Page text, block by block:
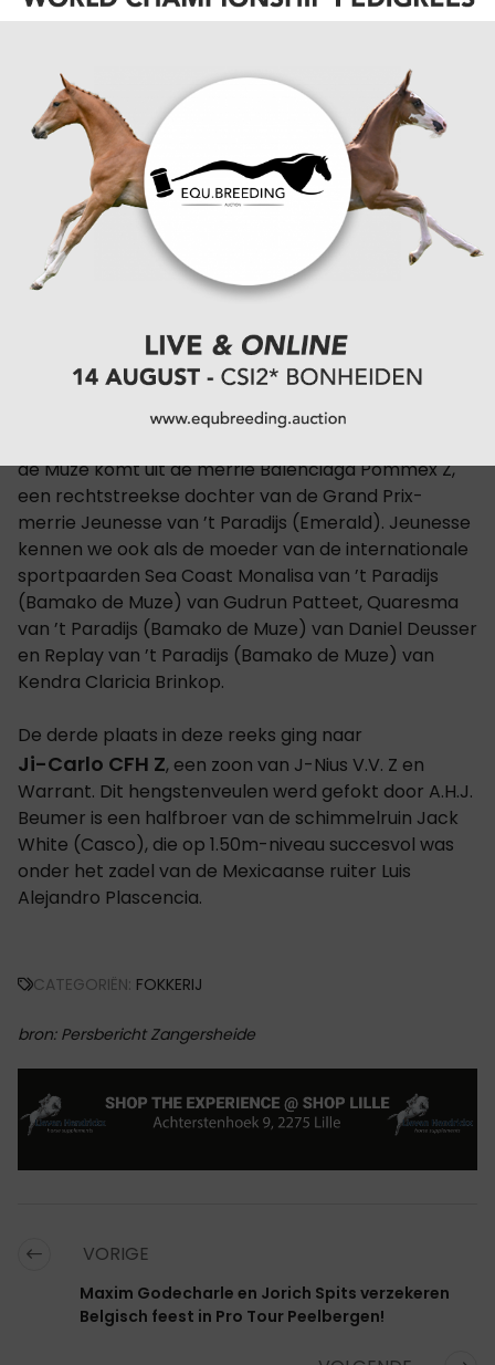
Jody Bosteels.
Hengstenveulens
Na de merrieveulens was het de beurt aan de
hengstenveulens om het beste van zichzelf te
tonen. De overwinning was hierbij weggelegd voor
For Kieni SL Z, een zoon van For Chacco en Regino
die gefokt werd door de familie Snoek-Leyten. Zijn
moeder Myrtum Kieni is tevens een halfzus van het
actief is met de Sloveense ruiter Bronislav Chudyba.
De tweede plaats ging naarCarson Field Z, een
fokproduct van de familie Koerhuis van Fiel Horse
de Muze komt uit de merrie Balenciaga Pommex Z,
een rechtstreekse dochter van de Grand Prix-
merrie Jeunesse van ’t Paradijs (Emerald). Jeunesse
kennen we ook als de moeder van de internationale
sportpaarden Sea Coast Monalisa van ’t Paradijs
(Bamako de Muze) van Gudrun Patteet, Quaresma
van ’t Paradijs (Bamako de Muze) van Daniel Deusser
en Replay van ’t Paradijs (Bamako de Muze) van
Kendra Claricia Brinkop.
De derde plaats in deze reeks ging naar
Ji-Carlo CFH Z, een zoon van J-Nius V.V. Z en
Warrant. Dit hengstenveulen werd gefokt door A.H.J.
Beumer is een halfbroer van de schimmelruin Jack
White (Casco), die op 1.50m-niveau succesvol was
onder het zadel van de Mexicaanse ruiter Luis
Alejandro Plascencia.
CATEGORIËN: FOKKERIJ
bron: Persbericht Zangersheide
VORIGE
Maxim Godecharle en Jorich Spits verzekeren
Belgisch feest in Pro Tour Peelbergen!